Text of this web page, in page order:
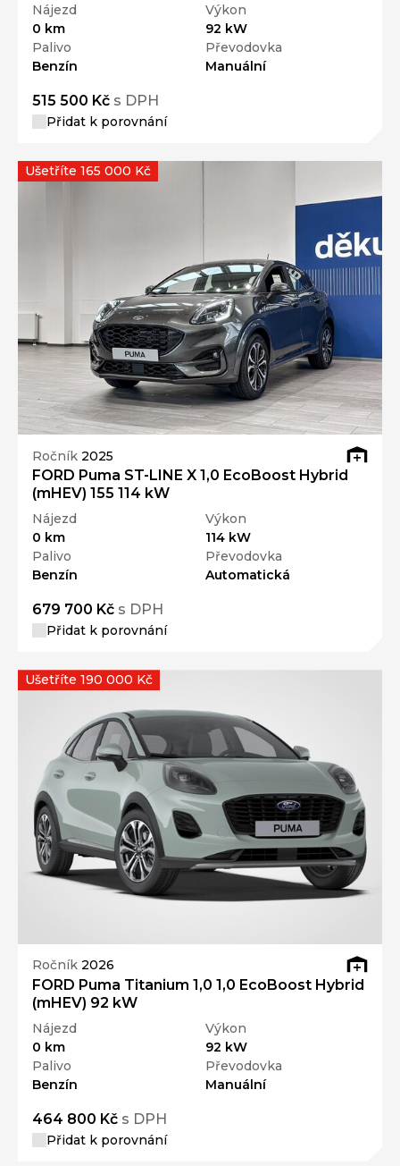
Nájezd
0 km
Výkon
92 kW
Palivo
Benzín
Převodovka
Manuální
515 500 Kč s DPH
Přidat k porovnání
Ročník 2025
FORD Puma ST-LINE X 1,0 EcoBoost Hybrid
(mHEV) 155 114 kW
Nájezd
0 km
Výkon
114 kW
Palivo
Benzín
Převodovka
Automatická
679 700 Kč s DPH
Přidat k porovnání
Ušetříte 165 000 Kč
Ročník 2026
FORD Puma Titanium 1,0 1,0 EcoBoost Hybrid
(mHEV) 92 kW
Nájezd
0 km
Výkon
92 kW
Palivo
Benzín
Převodovka
Manuální
464 800 Kč s DPH
Přidat k porovnání
Ušetříte 190 000 Kč